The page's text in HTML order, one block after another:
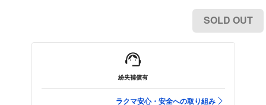
SOLD OUT
紛失補償有
ラクマ安心・安全への取り組み